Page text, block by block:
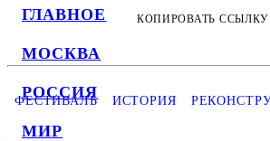
ГЛАВНОЕ
МОСКВА
РОССИЯ
МИР
КОПИРОВАТЬ ССЫЛКУ
ФЕСТИВАЛЬ ИСТОРИЯ